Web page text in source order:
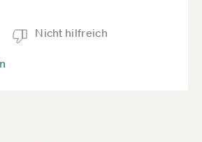
für ihre Unterstützung in all
Nicht hilfreich